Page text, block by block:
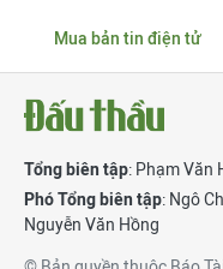
Mua bản tin điện tử
Tổng biên tập: Phạm Văn
Phó Tổng biên tập: Ngô
Nguyễn Văn Hồng